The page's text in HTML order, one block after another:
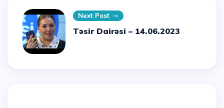
Next Post
Təsir Dairəsi – 14.06.2023